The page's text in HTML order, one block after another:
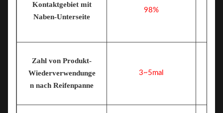
Kontaktgebiet mit
Naben-Unterseite
98%
Zahl von Produkt-
Wiederverwendunge
n nach Reifenpanne
3~5mal